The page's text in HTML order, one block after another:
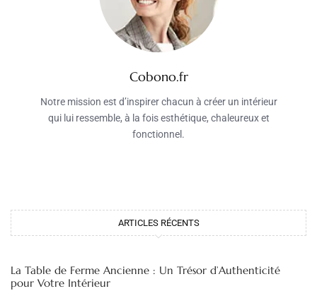
Cobono.fr
Notre mission est d’inspirer chacun à créer un intérieur
qui lui ressemble, à la fois esthétique, chaleureux et
fonctionnel.
ARTICLES RÉCENTS
La Table de Ferme Ancienne : Un Trésor d’Authenticité
pour Votre Intérieur